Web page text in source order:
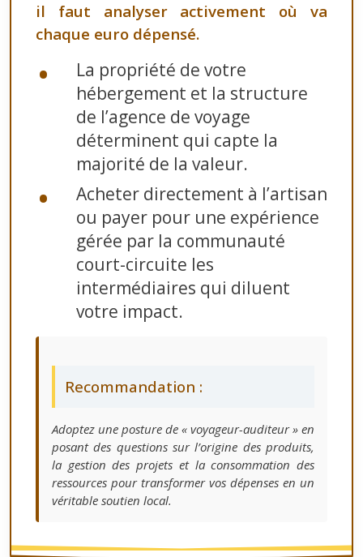
il faut analyser activement où va
chaque euro dépensé.
La propriété de votre
hébergement et la structure
de l’agence de voyage
déterminent qui capte la
majorité de la valeur.
Acheter directement à l’artisan
ou payer pour une expérience
gérée par la communauté
court-circuite les
intermédiaires qui diluent
votre impact.
Recommandation :
Adoptez une posture de « voyageur-auditeur » en
posant des questions sur l’origine des produits,
la gestion des projets et la consommation des
ressources pour transformer vos dépenses en un
véritable soutien local.